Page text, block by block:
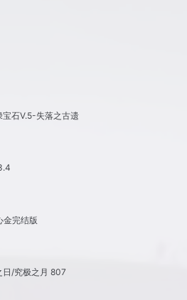
宝石V.5-失落之古遗
金完结版
日/究极之月 807